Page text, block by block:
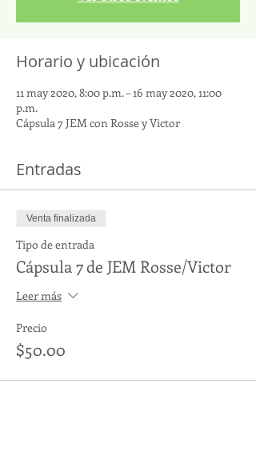
Horario y ubicación
11 may 2020, 8:00 p.m. – 16 may 2020, 11:00
p.m.
Cápsula 7 JEM con Rosse y Victor
Entradas
Venta finalizada
Tipo de entrada
Cápsula 7 de JEM Rosse/Victor
Leer más
Precio
$50.00